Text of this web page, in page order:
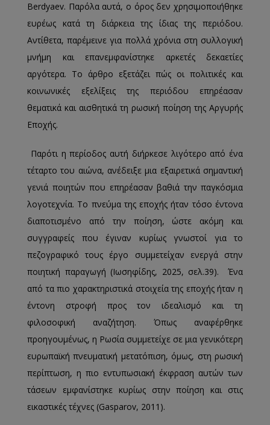
Berdyaev. Παρόλα αυτά, ο όρος δεν χρησιμοποιήθηκε
ευρέως κατά τη διάρκεια της ίδιας της περιόδου.
Αντίθετα, παρέμεινε για πολλά χρόνια στη συλλογική
μνήμη και επανεμφανίστηκε αρκετές δεκαετίες
αργότερα. Το άρθρο εξετάζει πώς οι πολιτικές και
κοινωνικές εξελίξεις της περιόδου επηρέασαν
θεματικά και αισθητικά τη ρωσική ποίηση της Αργυρής
Εποχής.
Παρότι η περίοδος αυτή διήρκεσε λιγότερο από ένα
τέταρτο του αιώνα, ανέδειξε μια εξαιρετικά σημαντική
γενιά ποιητών που επηρέασαν βαθιά την παγκόσμια
λογοτεχνία. Το πνεύμα της εποχής ήταν τόσο έντονα
διαποτισμένο από την ποίηση, ώστε ακόμη και
συγγραφείς που έγιναν κυρίως γνωστοί για το
πεζογραφικό τους έργο συμμετείχαν ενεργά στην
ποιητική παραγωγή (Ιωσηφίδης, 2025, σελ.39). Ένα
από τα πιο χαρακτηριστικά στοιχεία της εποχής ήταν η
έντονη στροφή προς τον ιδεαλισμό και τη
φιλοσοφική αναζήτηση. Όπως αναφέρθηκε
προηγουμένως, η Ρωσία συμμετείχε σε μια γενικότερη
ευρωπαϊκή πνευματική μετατόπιση, όμως, στη ρωσική
περίπτωση, η πιο εντυπωσιακή έκφραση αυτών των
τάσεων εμφανίστηκε κυρίως στην ποίηση και στις
εικαστικές τέχνες (Gasparov, 2011).